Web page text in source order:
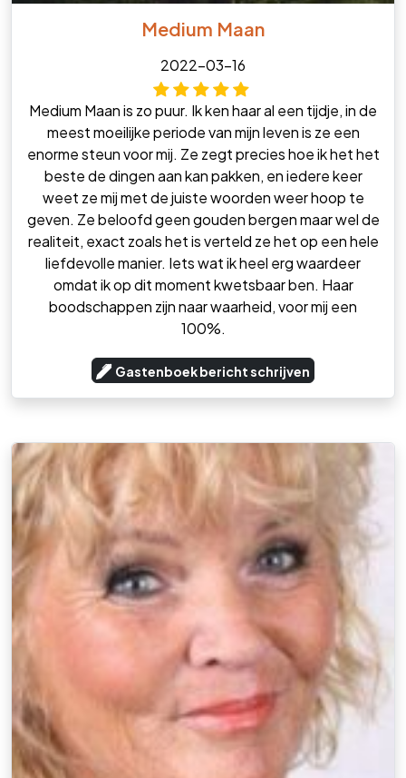
Medium Maan
2022-03-16
Medium Maan is zo puur. Ik ken haar al een tijdje, in de
meest moeilijke periode van mijn leven is ze een
enorme steun voor mij. Ze zegt precies hoe ik het het
beste de dingen aan kan pakken, en iedere keer
weet ze mij met de juiste woorden weer hoop te
geven. Ze beloofd geen gouden bergen maar wel de
realiteit, exact zoals het is verteld ze het op een hele
liefdevolle manier. Iets wat ik heel erg waardeer
omdat ik op dit moment kwetsbaar ben. Haar
boodschappen zijn naar waarheid, voor mij een
100%.
Gastenboek bericht schrijven